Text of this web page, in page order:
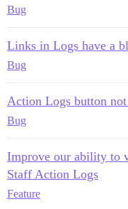
Bug
Links in Logs have a
Bug
Action Logs button
Bug
Improve our ability to
Staff Action Logs
Feature